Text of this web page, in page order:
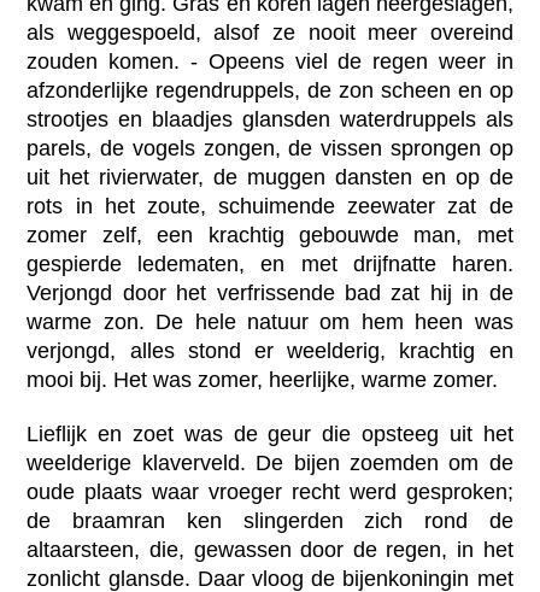
als weggespoeld, alsof ze nooit meer overeind
zouden komen. - Opeens viel de regen weer in
afzonderlijke regendruppels, de zon scheen en op
strootjes en blaadjes glansden waterdruppels als
parels, de vogels zongen, de vissen sprongen op
uit het rivierwater, de muggen dansten en op de
rots in het zoute, schuimende zeewater zat de
zomer zelf, een krachtig gebouwde man, met
gespierde ledematen, en met drijfnatte haren.
Verjongd door het verfrissende bad zat hij in de
warme zon. De hele natuur om hem heen was
verjongd, alles stond er weelderig, krachtig en
mooi bij. Het was zomer, heerlijke, warme zomer.
Lieflijk en zoet was de geur die opsteeg uit het
weelderige klaverveld. De bijen zoemden om de
oude plaats waar vroeger recht werd gesproken;
de braamran ken slingerden zich rond de
altaarsteen, die, gewassen door de regen, in het
zonlicht glansde. Daar vloog de bijenkoningin met